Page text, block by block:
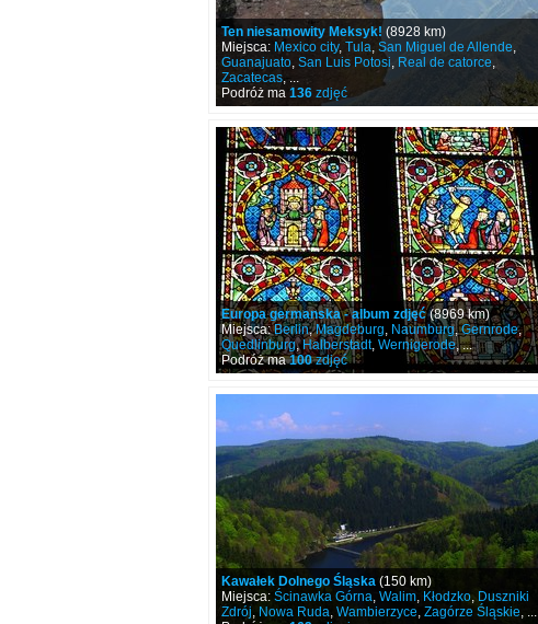
Ten niesamowity Meksyk! (8928 km)
Miejsca: Mexico city, Tula, San Miguel de Allende,
Guanajuato, San Luis Potosi, Real de catorce,
Zacatecas, ...
Podróż ma 136zdjęć
Europa germanska - album zdjęć(8969 km)
Miejsca:Berlin,Magdeburg, Naumburg,Gernrode,
Quedlinburg,Halberstadt, Wernigerode, ...
Podróż ma100zdjęć
Kawałek Dolnego Śląska(150 km)
Miejsca: Ścinawka Górna, Walim, Kłodzko, Duszniki
Zdrój, Nowa Ruda, Wambierzyce, Zagórze Śląskie, ...